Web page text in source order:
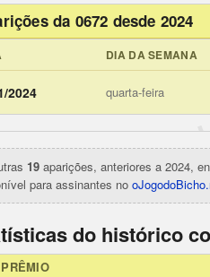
da 0672 desde 2024
DIA DA SEMANA
2024 quarta-feira
19 aparições, anteriores a 2024,
para assinantes no
do histórico